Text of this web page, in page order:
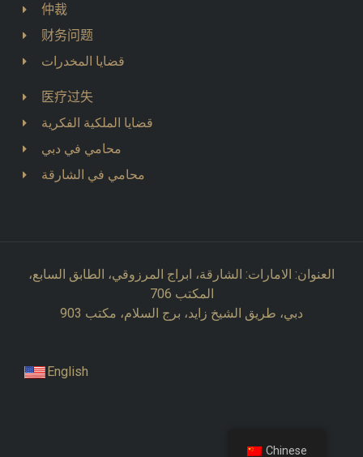
仲裁
财务问题
قضايا المخدرات
医疗过失
قضايا الملكية الفكرية
محامي في دبي
محامي في الشارقة
العنوان: الامارات: الشارقة، ابراج المرزوقي، الطابق السابع،
المكتب 706
دبي، طريق الشيخ زايد، برج السلام، مكتب 903
English
Chinese